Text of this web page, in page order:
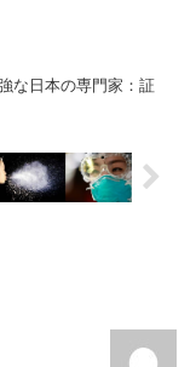
な日本の専門家：証